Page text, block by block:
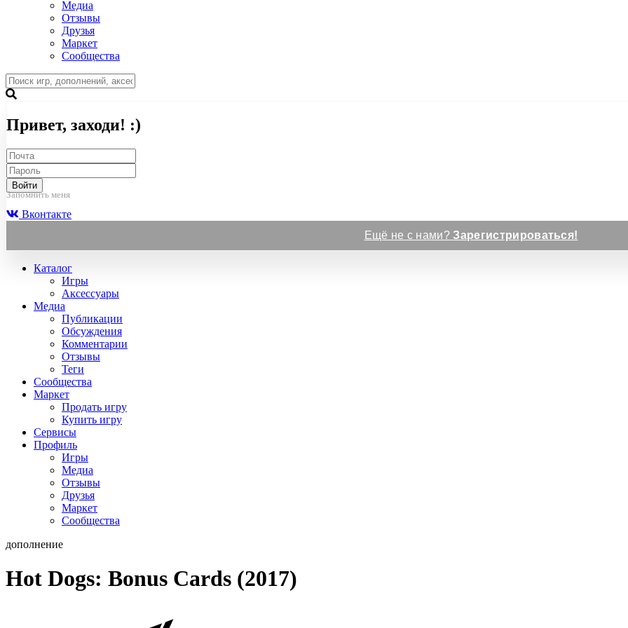
Медиа
Отзывы
Друзья
Маркет
Сообщества
Привет, заходи! :)
Войти
Запомнить меня
Вконтакте
Ещё не с нами?Зарегистрироваться!
Каталог
Игры
Аксессуары
Медиа
Публикации
Обсуждения
Комментарии
Отзывы
Теги
Сообщества
Маркет
Продать игру
Купить игру
Сервисы
Профиль
Игры
Медиа
Отзывы
Друзья
Маркет
Сообщества
дополнение
Hot Dogs: Bonus Cards (2017)